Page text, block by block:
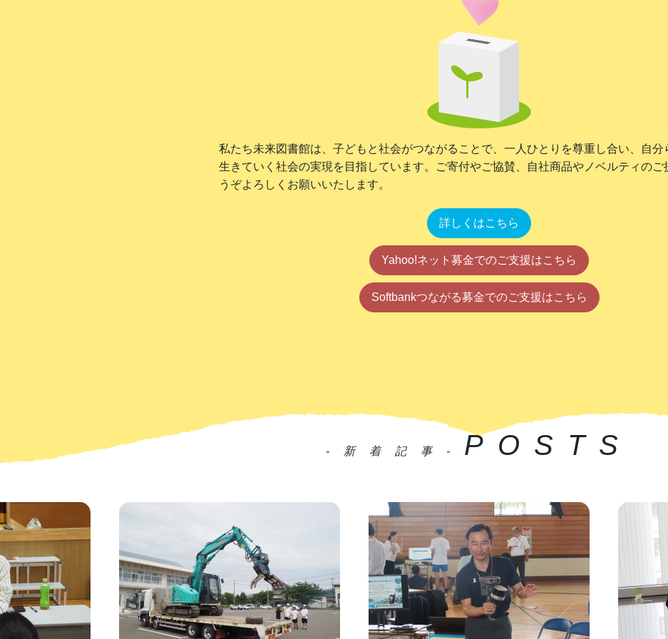
私たち未来図書館は、子どもと社会がつながることで、一人ひとりを尊重し合い、自分
生きていく社会の実現を目指しています。ご寄付やご協賛、自社商品やノベルティのご
うぞよろしくお願いいたします。
詳しくはこちら
Yahoo!ネット募金でのご支援はこちら
Softbankつながる募金でのご支援はこちら
-新着記事- POSTS